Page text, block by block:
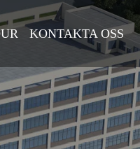
KONTAKTA OSS